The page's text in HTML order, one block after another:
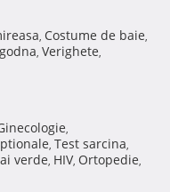
, Costume de baie,
, Verighete,
,
, Test sarcina,
verde, HIV, Ortopedie,